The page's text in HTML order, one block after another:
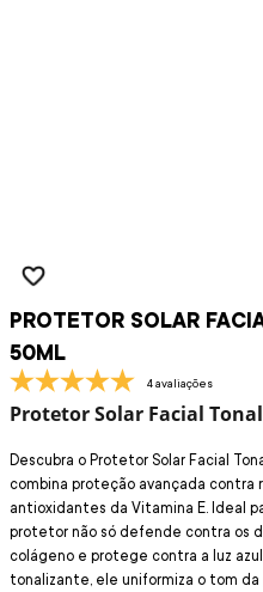
PROTETOR SOLAR
50ML
4 avaliações
Protetor Solar Facial
Descubra o Protetor Solar Facial
combina proteção avançada contra
antioxidantes da Vitamina E. Ideal
protetor não só defende contra os
colágeno e protege contra a luz
tonalizante, ele uniformiza o tom